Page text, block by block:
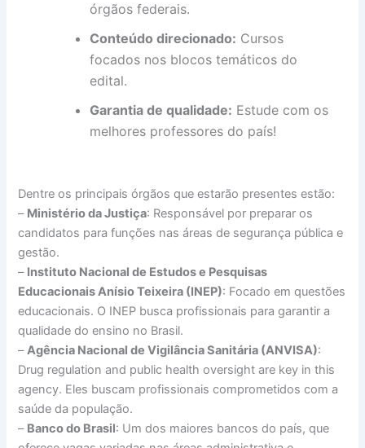
órgãos federais.
Conteúdo direcionado: Cursos
focados nos blocos temáticos do
edital.
Garantia de qualidade: Estude com os
melhores professores do país!
Dentre os principais órgãos que estarão presentes estão:
– Ministério da Justiça: Responsável por preparar os
candidatos para funções nas áreas de segurança pública e
gestão.
– Instituto Nacional de Estudos e Pesquisas
Educacionais Anísio Teixeira (INEP): Focado em questões
educacionais. O INEP busca profissionais para garantir a
qualidade do ensino no Brasil.
–Agência Nacional de Vigilância Sanitária (ANVISA):
Drug regulation and public health oversight are key in this
agency. Eles buscam profissionais comprometidos com a
saúde da população.
– Banco do Brasil: Um dos maiores bancos do país, que